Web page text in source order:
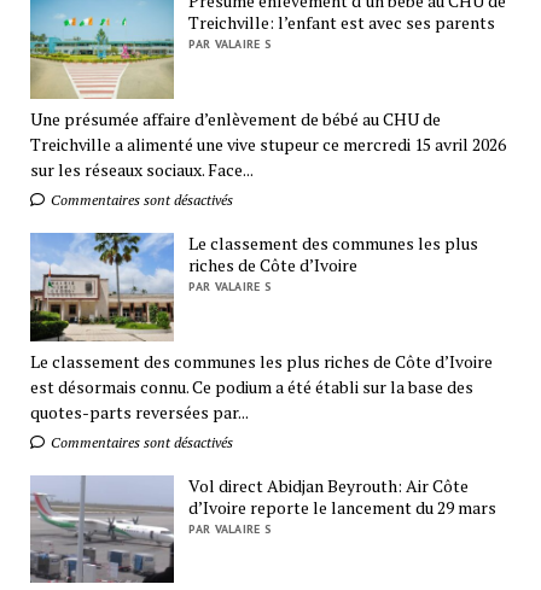
Treichville: l’enfant est avec ses parents
PAR VALAIRE S
Une présumée affaire d’enlèvement de bébé au CHU de
Treichville a alimenté une vive stupeur ce mercredi 15 avril 2026
sur les réseaux sociaux. Face...
Commentaires sont désactivés
Le classement des communes les plus
riches de Côte d’Ivoire
PAR VALAIRE S
Le classement des communes les plus riches de Côte d’Ivoire
est désormais connu. Ce podium a été établi sur la base des
quotes-parts reversées par...
Commentaires sont désactivés
Vol direct Abidjan Beyrouth: Air Côte
d’Ivoire reporte le lancement du 29 mars
PAR VALAIRE S